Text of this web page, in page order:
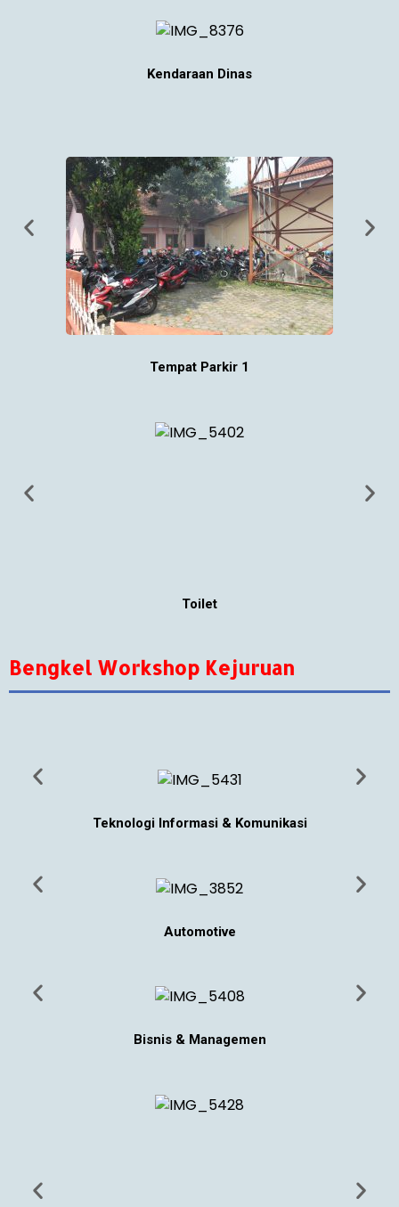
Kendaraan Dinas
Tempat Parkir 1
Toilet
Bengkel Workshop Kejuruan
Teknologi Informasi & Komunikasi
Automotive
Bisnis & Managemen